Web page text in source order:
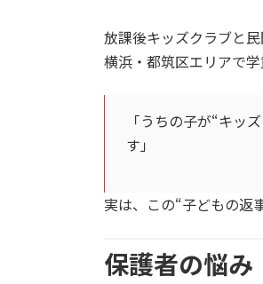
放課後キッズクラブと民
横浜・都筑区エリアで
「うちの子が“キッ
す」
実は、この“子どもの返
保護者の悩み